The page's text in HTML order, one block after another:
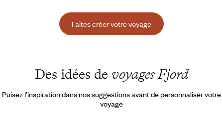
Faites créer votre voyage
Des idées de voyages Fjord
Puisez l’inspiration dans nos suggestions avant de personnaliser votre
voyage